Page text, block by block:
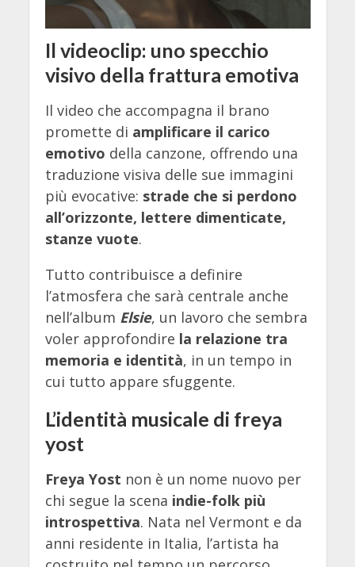
Il videoclip: uno specchio
visivo della frattura emotiva
Il video che accompagna il brano
promette di amplificare il carico
emotivo della canzone, offrendo una
traduzione visiva delle sue immagini
più evocative: strade che si perdono
all’orizzonte, lettere dimenticate,
stanze vuote.
Tutto contribuisce a definire
l’atmosfera che sarà centrale anche
nell’album Elsie, un lavoro che sembra
voler approfondire la relazione tra
memoria e identità, in un tempo in
cui tutto appare sfuggente.
L’identità musicale di freya
yost
Freya Yost non è un nome nuovo per
chi segue la scena indie-folk più
introspettiva. Nata nel Vermont e da
anni residente in Italia, l’artista ha